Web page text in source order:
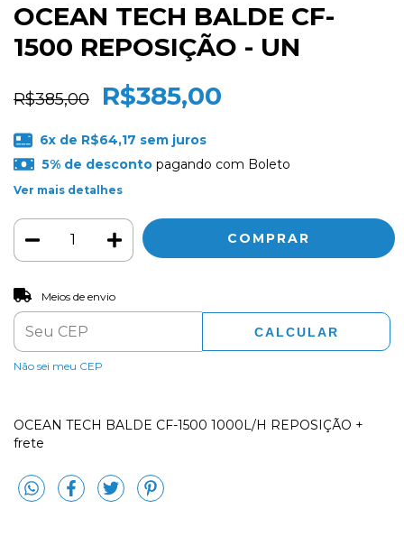
OCEAN TECH BALDE CF-
1500 REPOSIÇÃO - UN
R$385,00 R$385,00
6x de R$64,17 sem juros
5% de desconto pagando com Boleto
Ver mais detalhes
Entregas para o CEP:
Meios de envio
CALCULAR
Não sei meu CEP
OCEAN TECH BALDE CF-1500 1000L/H REPOSIÇÃO +
frete